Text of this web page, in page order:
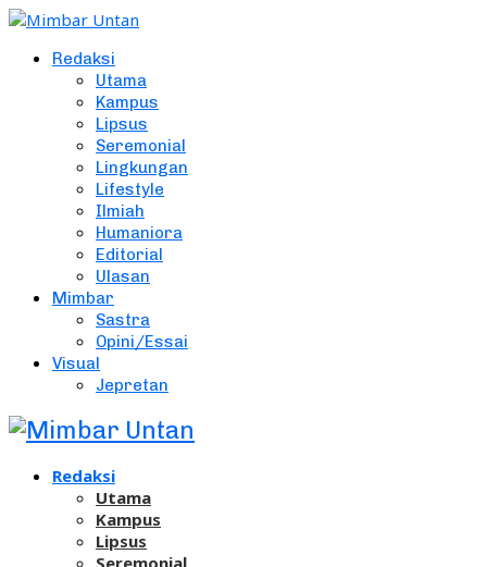
Redaksi
Utama
Kampus
Lipsus
Seremonial
Lingkungan
Lifestyle
Ilmiah
Humaniora
Editorial
Ulasan
Mimbar
Sastra
Opini/Essai
Visual
Jepretan
Redaksi
Utama
Kampus
Lipsus